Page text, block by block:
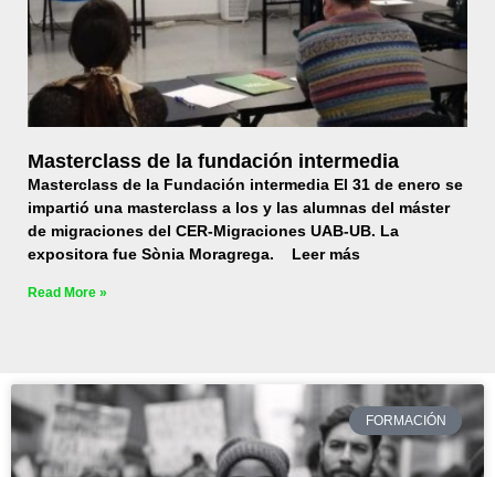
Masterclass de la fundación intermedia
Masterclass de la Fundación intermedia El 31 de enero se
impartió una masterclass a los y las alumnas del máster
de migraciones del CER-Migraciones UAB-UB. La
expositora fue Sònia Moragrega. Leer más
Read More »
FORMACIÓN